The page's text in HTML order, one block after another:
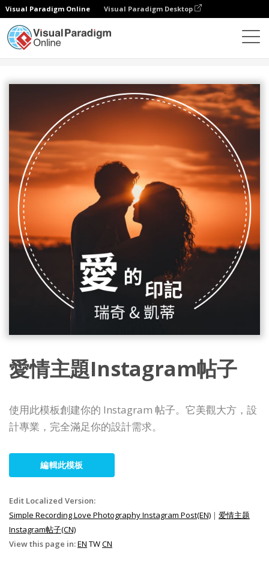
Visual Paradigm Online Visual Paradigm Desktop
愛情主題Instagram帖子
使用此模板創建你的 Instagram 帖子。它美觀大方，設
計專業，完全滿足你的設計需求。
編輯此模板
Edit Localized Version:
Simple Recording Love Photography Instagram Post(EN) | 爱情主题
Instagram帖子(CN)
View this page in:EN TWCN